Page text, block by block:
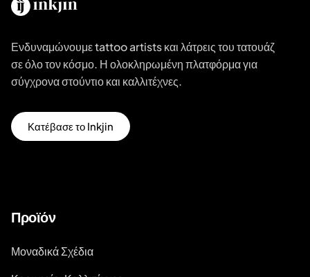
Ενδυναμώνουμε tattoo artists και λάτρεις του τατουάζ
σε όλο τον κόσμο. Η ολοκληρωμένη πλατφόρμα για
σύγχρονα στούντιο και καλλιτέχνες.
Κατέβασε το Inkjin
Προϊόν
Μοναδικά Σχέδια